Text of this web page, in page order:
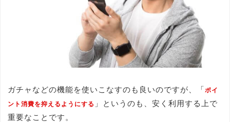
ガチャなどの機能を使いこなすのも良いのですが、「ポイ
ント消費を抑えるようにする 」というのも、安く利用する上で
重要なことです。